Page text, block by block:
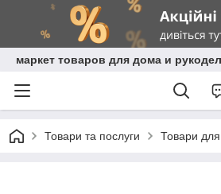
маркет товаров для дома и
Товари та послуги Товари для